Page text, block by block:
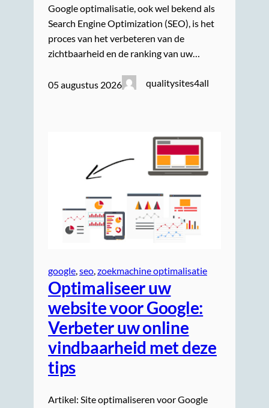
Google optimalisatie, ook wel bekend als
Search Engine Optimization (SEO), is het
proces van het verbeteren van de
zichtbaarheid en de ranking van uw…
05 augustus 2026 qualitysites4all
google seo zoekmachine optimalisatie
Optimaliseer uw
website voor Google:
Verbeter uw online
vindbaarheid met deze
tips
Artikel: Site optimaliseren voor Google